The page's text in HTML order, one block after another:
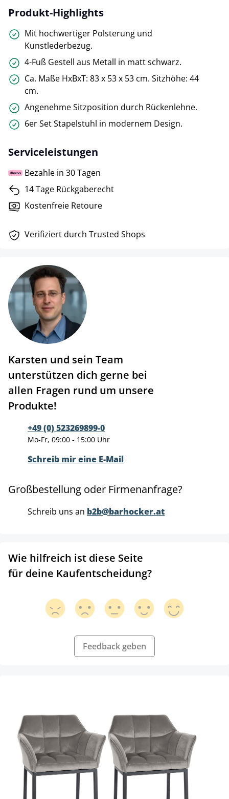
Produkt-Highlights
Mit hochwertiger Polsterung und
Kunstlederbezug.
4-Fuß Gestell aus Metall in matt schwarz.
Ca. Maße HxBxT: 83 x 53 x 53 cm. Sitzhöhe: 44
cm.
Angenehme Sitzposition durch Rückenlehne.
6er Set Stapelstuhl in modernem Design.
Serviceleistungen
Bezahle in 30 Tagen
14 Tage Rückgaberecht
Kostenfreie Retoure
Verifiziert durch Trusted Shops
Karsten und sein Team
unterstützen dich gerne bei
allen Fragen rund um unsere
Produkte!
+49 (0) 523269899-0
Mo-Fr, 09:00 - 15:00 Uhr
Schreib mir eine E-Mail
Großbestellung oder Firmenanfrage?
Schreib uns an b2b@barhocker.at
Wie hilfreich ist diese Seite
für deine Kaufentscheidung?
Feedback geben